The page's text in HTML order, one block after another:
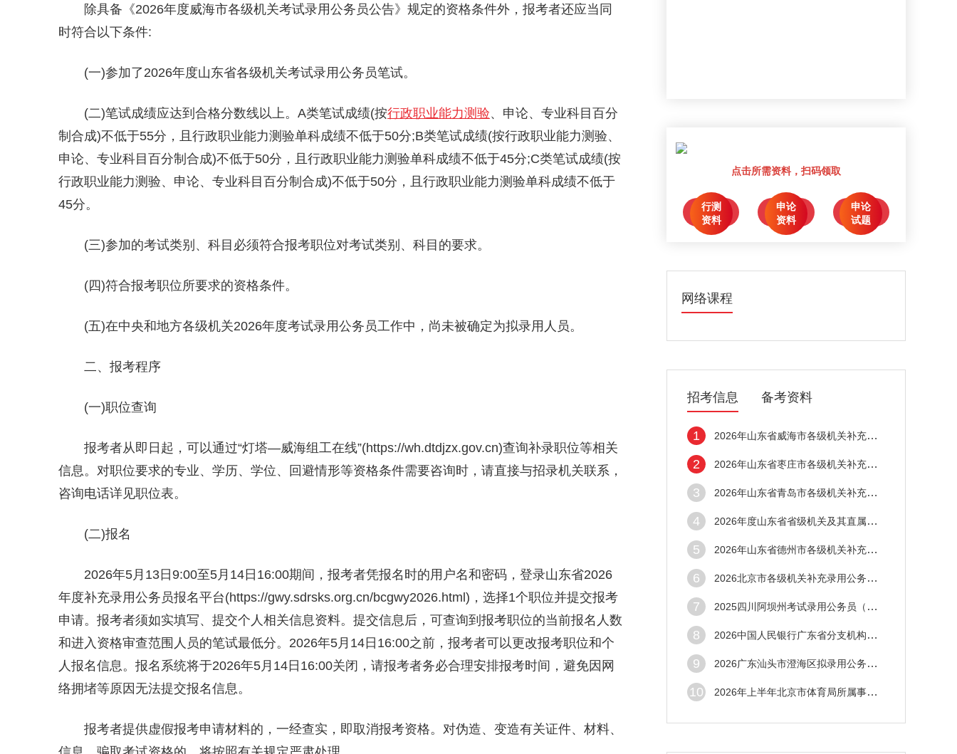
除具备《2026年度威海市各级机关考试录用公务员公告》规定的资格条件外，报考者还应当同
时符合以下条件:
(一)参加了2026年度山东省各级机关考试录用公务员笔试。
(二)笔试成绩应达到合格分数线以上。A类笔试成绩(按行政职业能力测验、申论、专业科目百分
制合成)不低于55分，且行政职业能力测验单科成绩不低于50分;B类笔试成绩(按行政职业能力测验、
申论、专业科目百分制合成)不低于50分，且行政职业能力测验单科成绩不低于45分;C类笔试成绩(按
行政职业能力测验、申论、专业科目百分制合成)不低于50分，且行政职业能力测验单科成绩不低于
45分。
(三)参加的考试类别、科目必须符合报考职位对考试类别、科目的要求。
(四)符合报考职位所要求的资格条件。
(五)在中央和地方各级机关2026年度考试录用公务员工作中，尚未被确定为拟录用人员。
二、报考程序
(一)职位查询
报考者从即日起，可以通过“灯塔—威海组工在线”(https://wh.dtdjzx.gov.cn)查询补录职位等相关
信息。对职位要求的专业、学历、学位、回避情形等资格条件需要咨询时，请直接与招录机关联系，
咨询电话详见职位表。
(二)报名
2026年5月13日9:00至5月14日16:00期间，报考者凭报名时的用户名和密码，登录山东省2026
年度补充录用公务员报名平台(https://gwy.sdrsks.org.cn/bcgwy2026.html)，选择1个职位并提交报考
申请。报考者须如实填写、提交个人相关信息资料。提交信息后，可查询到报考职位的当前报名人数
和进入资格审查范围人员的笔试最低分。2026年5月14日16:00之前，报考者可以更改报考职位和个
人报名信息。报名系统将于2026年5月14日16:00关闭，请报考者务必合理安排报考时间，避免因网
络拥堵等原因无法提交报名信息。
报考者提供虚假报考申请材料的，一经查实，即取消报考资格。对伪造、变造有关证件、材料、
点击所需资料，扫码领取
行测
资料
点击领取
申论
资料
点击领取
申论
试题
点击领取
网络课程
招考信息 备考资料
1 2026年山东省威海市各级机关补充录用公务员
2 2026年山东省枣庄市各级机关补充录用公务员
3 2026年山东省青岛市各级机关补充录用公务员
4 2026年度山东省省级机关及其直属机构补充录
5 2026年山东省德州市各级机关补充录用公务员
6 2026北京市各级机关补充录用公务员（723人
7 2025四川阿坝州考试录用公务员（人民警察）
8 2026中国人民银行广东省分支机构拟录用公务
9 2026广东汕头市澄海区拟录用公务员（参照公
10 2026年上半年北京市体育局所属事业单位招聘